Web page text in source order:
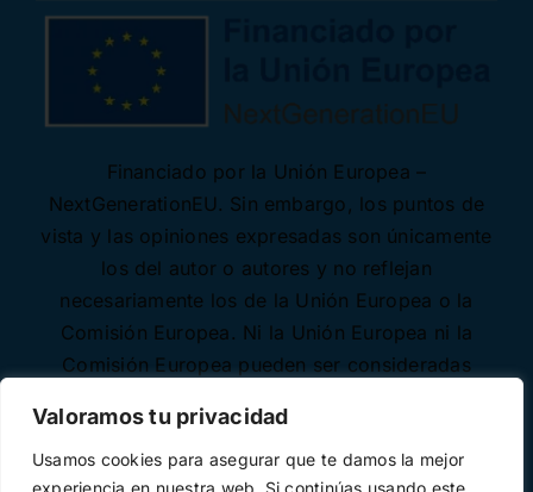
Valoramos tu privacidad
Usamos cookies para asegurar que te damos la mejor
experiencia en nuestra web. Si continúas usando este
Financiado por la Unión Europea –
NextGenerationEU. Sin embargo, los puntos de
vista y las opiniones expresadas son únicamente
los del autor o autores y no reflejan
necesariamente los de la Unión Europea o la
Comisión Europea. Ni la Unión Europea ni la
Comisión Europea pueden ser consideradas